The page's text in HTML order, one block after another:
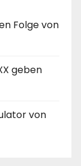
Folge von
geben
von